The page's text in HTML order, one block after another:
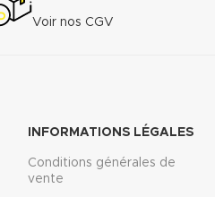
Voir nos CGV
INFORMATIONS LÉGALES
Conditions générales de
vente